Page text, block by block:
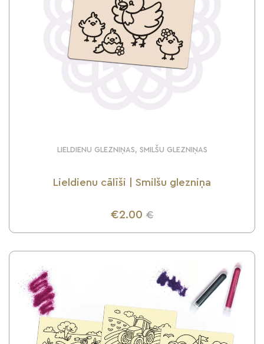
LIELDIENU GLEZNIŅAS, SMILŠU GLEZNIŅAS
Lieldienu cālīši | Smilšu glezniņa
€2.00 €
UZZINI VAIRĀK